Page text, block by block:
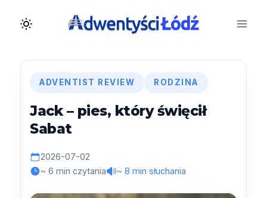
ADVENTIST REVIEW RODZINA
Jack – pies, który święcił
Sabat
2026-07-02
~ 6 min czytania
~ 8 min słuchania